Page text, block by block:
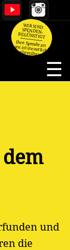
WIR SIND
SPENDEN-
BEGÜNSTIGT
Ihre Spende an
uns ist steuerlich
absetzbar.
und
die